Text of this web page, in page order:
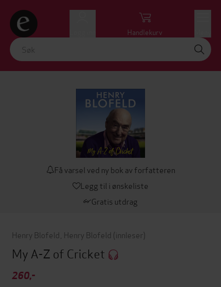
Handlekurv
Få varsel ved ny bok av forfatteren
Legg til i ønskeliste
Gratis utdrag
Henry Blofeld Henry Blofeld (innleser)
My A-Z of Cricket
260,-